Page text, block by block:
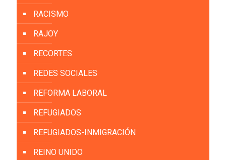
RACISMO
RAJOY
RECORTES
REDES SOCIALES
REFORMA LABORAL
REFUGIADOS
REFUGIADOS-INMIGRACIÓN
REINO UNIDO